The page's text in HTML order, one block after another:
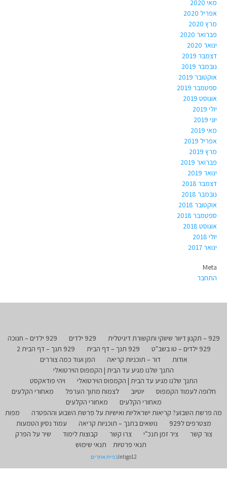
מאי 2020
אפריל 2020
מרץ 2020
פברואר 2020
ינואר 2020
דצמבר 2019
נובמבר 2019
אוקטובר 2019
ספטמבר 2019
אוגוסט 2019
יולי 2019
יוני 2019
מאי 2019
אפריל 2019
מרץ 2019
פברואר 2019
ינואר 2019
דצמבר 2018
נובמבר 2018
אוקטובר 2018
ספטמבר 2018
אוגוסט 2018
יולי 2018
ינואר 2017
Meta
התחבר
929 – תקנון דיוור שיווקי ותקשורת דיגיטלית 929 ילדים
929 ילדים – חנוכה
929 ילדים – טו בשב"ט
929 תנך – דף הבית
929 תנך – דף הבית 2
אודות
דור – תוכניות קריאה
המן ועוד כמה צוררים
התנך שלנו מגיע עד הבית | הקמפוס הוירטואלי
התנך שלנו מגיע עד הבית | הקמפוס הוירטואלי
ויהי פודאקסט
חלופה לעמוד הקמפוס
יוטיוב לצמוח מתוך הערפל
מאחורי הקלעים
מאחורי הקלעים
מאחורי הקלעים
מה פרשת השבוע? קריאות ישראליות ואישיות על פרשת השבוע וההפטרה
מפות
מצטרפים ל929
נושאים בתנך – תוכניות קריאה
עמוד נסיון הטמעות
צור קשר
ציר זמן תנכ"י צרו קשר קבוצות לימוד
שיר על הפרק
תנאי פרטיות
תנאי שימוש
Intigo12בניית אתרים